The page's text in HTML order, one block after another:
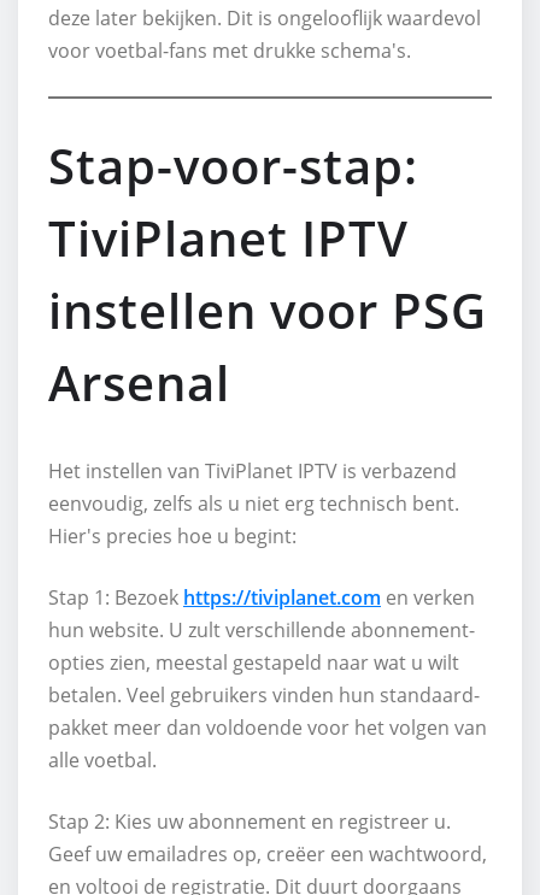
deze later bekijken. Dit is ongelooflijk waardevol
voor voetbal-fans met drukke schema's.
Stap-voor-stap:
TiviPlanet IPTV
instellen voor PSG
Arsenal
Het instellen van TiviPlanet IPTV is verbazend
eenvoudig, zelfs als u niet erg technisch bent.
Hier's precies hoe u begint:
Stap 1: Bezoek https://tiviplanet.com en verken
hun website. U zult verschillende abonnement-
opties zien, meestal gestapeld naar wat u wilt
betalen. Veel gebruikers vinden hun standaard-
pakket meer dan voldoende voor het volgen van
alle voetbal.
Stap 2: Kies uw abonnement en registreer u.
Geef uw emailadres op, creëer een wachtwoord,
en voltooi de registratie. Dit duurt doorgaans